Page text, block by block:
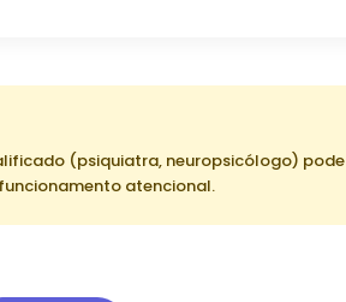
(psiquiatra, neuropsicólogo) pode
atencional.